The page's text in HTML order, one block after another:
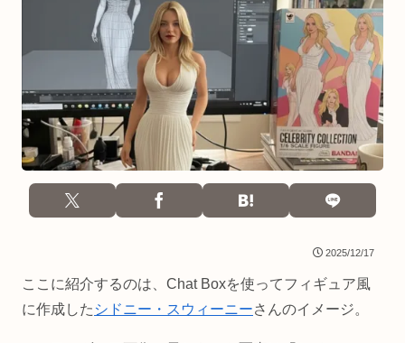
2025/12/17
ここに紹介するのは、Chat Boxを使ってフィギュア風
に作成した シドニー・スウィーニーさんのイメージ。